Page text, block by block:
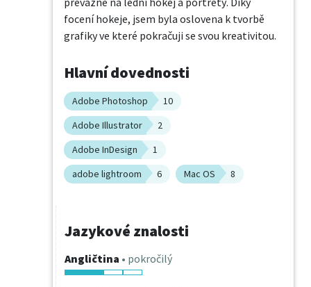
focení hokeje, jsem byla oslovena k tvorbě
grafiky ve které pokračuji se svou kreativitou.
Hlavní dovednosti
Adobe Photoshop
10
Adobe Illustrator
2
Adobe InDesign
1
adobe lightroom
6 Mac OS 8
Jazykové znalosti
Angličtina • pokročilý